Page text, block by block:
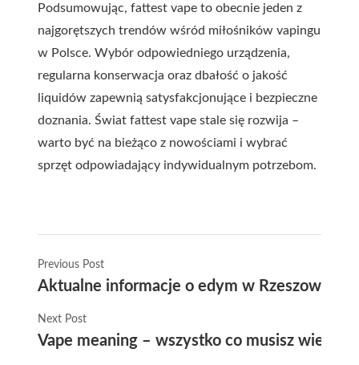
Podsumowując, fattest vape to obecnie jeden z
najgorętszych trendów wśród miłośników vapingu
w Polsce. Wybór odpowiedniego urządzenia,
regularna konserwacja oraz dbałość o jakość
liquidów zapewnią satysfakcjonujące i bezpieczne
doznania. Świat fattest vape stale się rozwija –
warto być na bieżąco z nowościami i wybrać
sprzęt odpowiadający indywidualnym potrzebom.
Previous Post
Aktualne informacje o edym w Rzeszowie –
Next Post
Vape meaning – wszystko co musisz